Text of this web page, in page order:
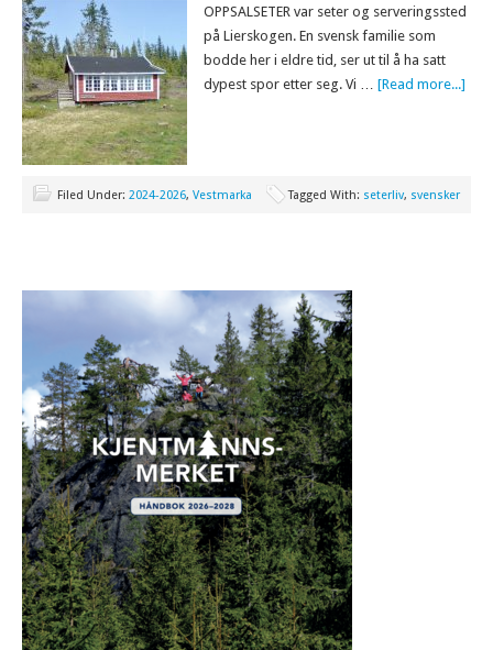
OPPSALSETER var seter og serveringssted
på Lierskogen. En svensk familie som
bodde her i eldre tid, ser ut til å ha satt
dypest spor etter seg. Vi … [Read more...]
Filed Under: 2024-2026, Vestmarka Tagged With: seterliv, svensker